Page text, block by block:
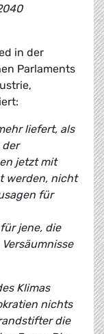
in der
Parlaments
liefert, als
der
jetzt mit
werden, nicht
für
jene, die
Klimas
nichts
die